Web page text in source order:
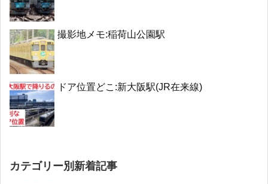
撮影地メモ:稲荷山公園駅
ドア位置どこ:新大阪駅(JR在来線)
カテゴリー別新着記事